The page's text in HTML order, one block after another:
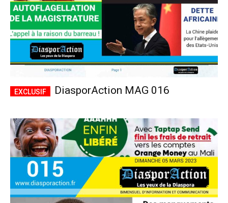
DiasporAction MAG 016